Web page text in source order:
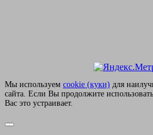
Мы используем сookie (куки) для
сайта. Если Вы продолжите
Вас это устраивает.